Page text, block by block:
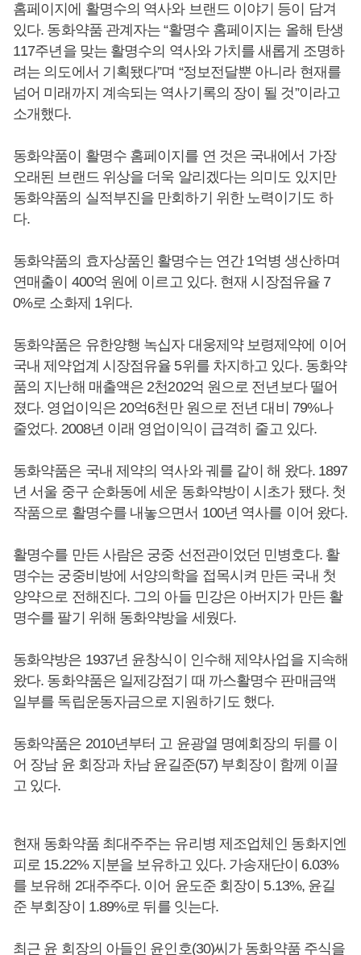
홈페이지에 활명수의 역사와 브랜드 이야기 등이 담겨
있다. 동화약품 관계자는 “활명수 홈페이지는 올해 탄생
117주년을 맞는 활명수의 역사와 가치를 새롭게 조명하
려는 의도에서 기획됐다”며 “정보전달뿐 아니라 현재를
넘어 미래까지 계속되는 역사기록의 장이 될 것”이라고
소개했다.
동화약품이 활명수 홈페이지를 연 것은 국내에서 가장
오래된 브랜드 위상을 더욱 알리겠다는 의미도 있지만
동화약품의 실적부진을 만회하기 위한 노력이기도 하
다.
동화약품의 효자상품인 활명수는 연간 1억병 생산하며
연매출이 400억 원에 이르고 있다. 현재 시장점유율 7
0%로 소화제 1위다.
동화약품은 유한양행 녹십자 대웅제약 보령제약에 이어
국내 제약업계 시장점유율 5위를 차지하고 있다. 동화약
품의 지난해 매출액은 2천202억 원으로 전년보다 떨어
졌다. 영업이익은 20억6천만 원으로 전년 대비 79%나
줄었다. 2008년 이래 영업이익이 급격히 줄고 있다.
동화약품은 국내 제약의 역사와 궤를 같이 해 왔다. 1897
년 서울 중구 순화동에 세운 동화약방이 시초가 됐다. 첫
작품으로 활명수를 내놓으면서 100년 역사를 이어 왔다.
활명수를 만든 사람은 궁중 선전관이었던 민병호다. 활
명수는 궁중비방에 서양의학을 접목시켜 만든 국내 첫
양약으로 전해진다. 그의 아들 민강은 아버지가 만든 활
명수를 팔기 위해 동화약방을 세웠다.
동화약방은 1937년 윤창식이 인수해 제약사업을 지속해
왔다. 동화약품은 일제강점기 때 까스활명수 판매금액
일부를 독립운동자금으로 지원하기도 했다.
동화약품은 2010년부터 고 윤광열 명예회장의 뒤를 이
어 장남 윤 회장과 차남 윤길준(57) 부회장이 함께 이끌
고 있다.
현재 동화약품 최대주주는 유리병 제조업체인 동화지엔
피로 15.22% 지분을 보유하고 있다. 가송재단이 6.03%
를 보유해 2대주주다. 이어 윤도준 회장이 5.13%, 윤길
준 부회장이 1.89%로 뒤를 잇는다.
최근 윤 회장의 아들인 윤인호(30)씨가 동화약품 주식을